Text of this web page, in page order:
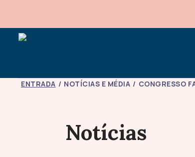
ENTRADA NOTÍCIAS E MÉDIA CONGRESSO
Notícias